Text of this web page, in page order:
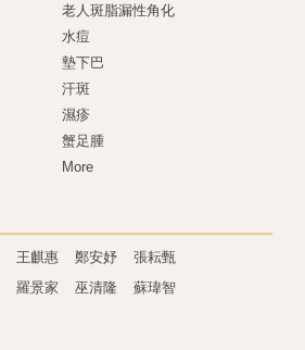
老人斑脂漏性角化
水痘
墊下巴
汗斑
濕疹
蟹足腫
More
王麒惠 鄭安妤
張耘甄
羅景家 巫清隆 蘇瑋智